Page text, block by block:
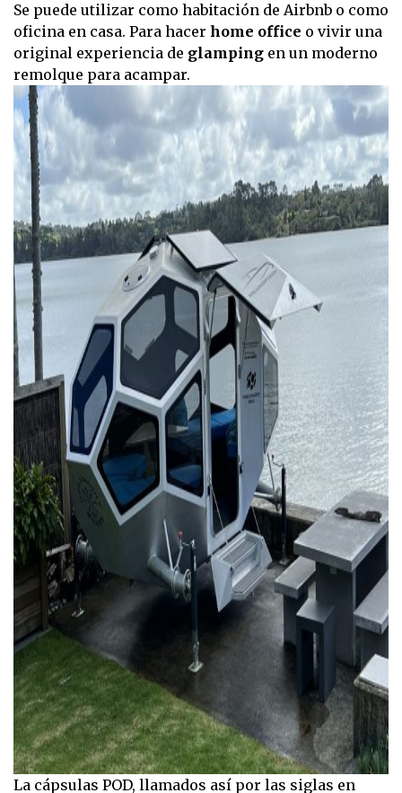
Se puede utilizar como habitación de Airbnb o como
oficina en casa. Para hacer home office o vivir una
original experiencia de glamping en un moderno
remolque para acampar.
La cápsulas POD, llamados así por las siglas en